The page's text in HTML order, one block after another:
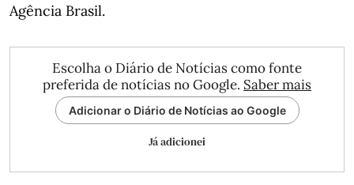
Agência Brasil.
Escolha o Diário de Notícias como fonte
preferida de notícias no Google. Saber mais
Adicionar o Diário de Notícias ao Google
Já adicionei